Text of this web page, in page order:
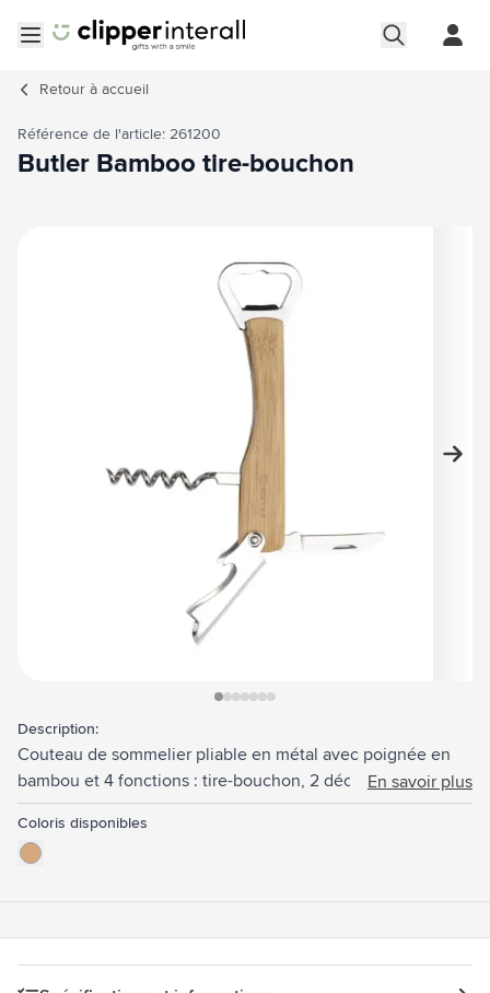
Retour à accueil
Référence de l'article: 261200
Butler Bamboo tire-bouchon
Description:
Couteau de sommelier pliable en métal avec poignée en
bambou et 4 fonctions : tire-bouchon, 2 décapsuleurs et
coupe-fil.
En savoir plus
Coloris disponibles